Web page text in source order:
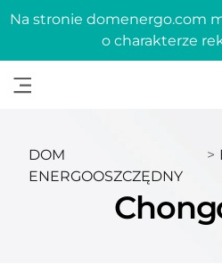
Na stronie domenergo.com
o charakterze
DOM
ENERGOOSZCZĘDNY
>